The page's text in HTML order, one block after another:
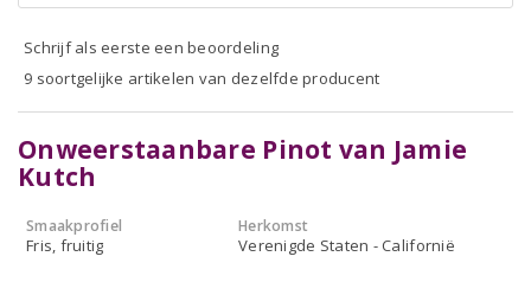
Schrijf als eerste een beoordeling
9 soortgelijke artikelen van dezelfde producent
Onweerstaanbare Pinot van Jamie
Kutch
Smaakprofiel
Fris, fruitig
Herkomst
Verenigde Staten - Californië